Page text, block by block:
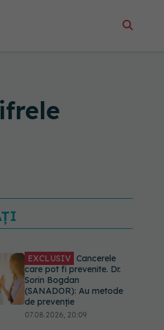
EXCLUSIV Cancerele
care pot fi prevenite. Dr.
Sorin Bogdan
(SANADOR): Au metode
de prevenție
07.08.2026, 20:09